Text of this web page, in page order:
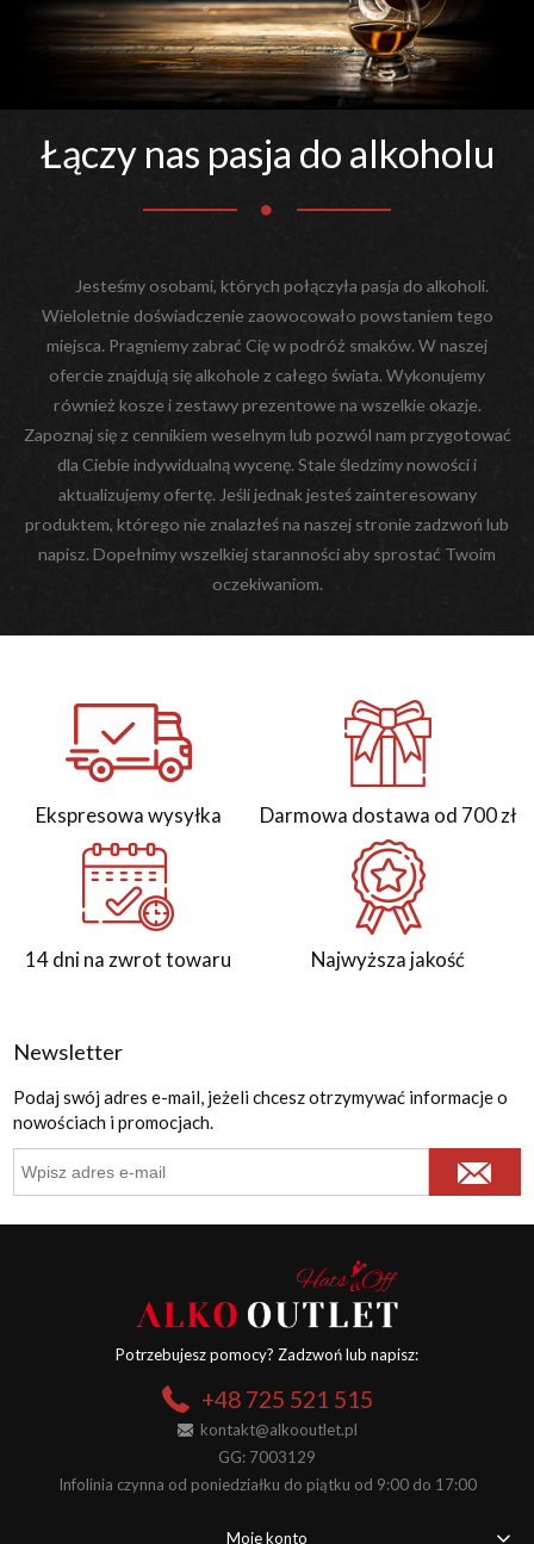
Łączy nas pasja do alkoholu
Jesteśmy osobami, których połączyła pasja do alkoholi.
Wieloletnie doświadczenie zaowocowało powstaniem tego
miejsca. Pragniemy zabrać Cię w podróż smaków. W naszej
ofercie znajdują się alkohole z całego świata. Wykonujemy
również kosze i zestawy prezentowe na wszelkie okazje.
Zapoznaj się z cennikiem weselnym lub pozwól nam przygotować
dla Ciebie indywidualną wycenę. Stale śledzimy nowości i
aktualizujemy ofertę. Jeśli jednak jesteś zainteresowany
produktem, którego nie znalazłeś na naszej stronie zadzwoń lub
napisz. Dopełnimy wszelkiej staranności aby sprostać Twoim
oczekiwaniom.
Ekspresowa wysyłka Darmowa dostawa od 700 zł
14 dni na zwrot towaru Najwyższa jakość
Newsletter
Podaj swój adres e-mail, jeżeli chcesz otrzymywać informacje o
nowościach i promocjach.
Potrzebujesz pomocy? Zadzwoń lub napisz:
+48 725 521 515
kontakt@alkooutlet.pl
GG: 7003129
Infolinia czynna od poniedziałku do piątku od 9:00 do 17:00
Moje konto